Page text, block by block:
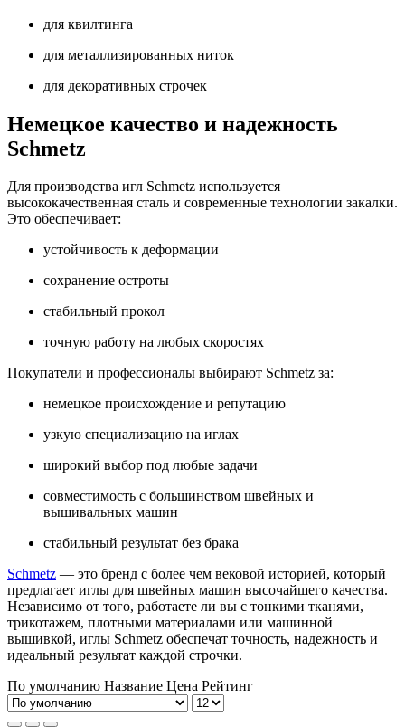
для квилтинга
для металлизированных ниток
для декоративных строчек
Немецкое качество и надежность
Schmetz
Для производства игл Schmetz используется
высококачественная сталь и современные технологии закалки.
Это обеспечивает:
устойчивость к деформации
сохранение остроты
стабильный прокол
точную работу на любых скоростях
Покупатели и профессионалы выбирают Schmetz за:
немецкое происхождение и репутацию
узкую специализацию на иглах
широкий выбор под любые задачи
совместимость с большинством швейных и
вышивальных машин
стабильный результат без брака
Schmetz — это бренд с более чем вековой историей, который
предлагает иглы для швейных машин высочайшего качества.
Независимо от того, работаете ли вы с тонкими тканями,
трикотажем, плотными материалами или машинной
вышивкой, иглы Schmetz обеспечат точность, надежность и
идеальный результат каждой строчки.
По умолчанию Название Цена Рейтинг